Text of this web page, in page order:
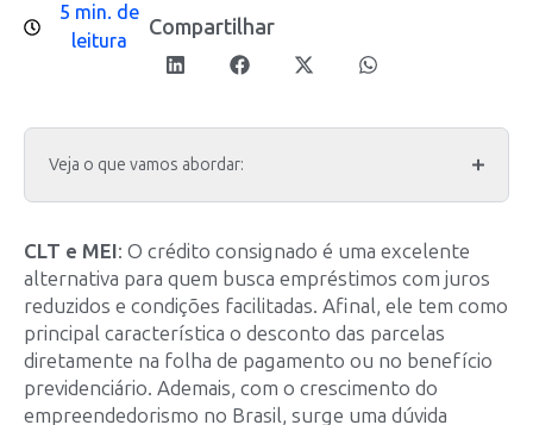
5 min. de
leitura
Compartilhar
Veja o que vamos abordar:
CLT e MEI: O crédito consignado é uma excelente
alternativa para quem busca empréstimos com juros
reduzidos e condições facilitadas. Afinal, ele tem como
principal característica o desconto das parcelas
diretamente na folha de pagamento ou no benefício
previdenciário. Ademais, com o crescimento do
empreendedorismo no Brasil, surge uma dúvida